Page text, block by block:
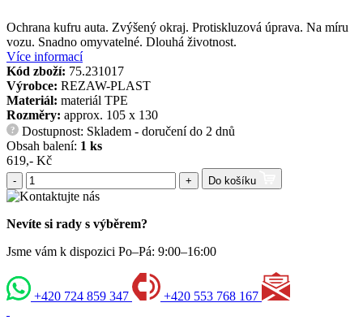
Ochrana kufru auta. Zvýšený okraj. Protiskluzová úprava. Na míru
vozu. Snadno omyvatelné. Dlouhá životnost.
Více informací
Kód zboží: 75.231017
Výrobce: REZAW-PLAST
Materiál: materiál TPE
Rozměry: approx. 105 x 130
?
Dostupnost: Skladem - doručení do 2 dnů
Obsah balení: 1 ks
619,- Kč
- + Do košíku
Nevíte si rady s výběrem?
Jsme vám k dispozici Po–Pá: 9:00–16:00
+420 724 859 347 +420 553 768 167